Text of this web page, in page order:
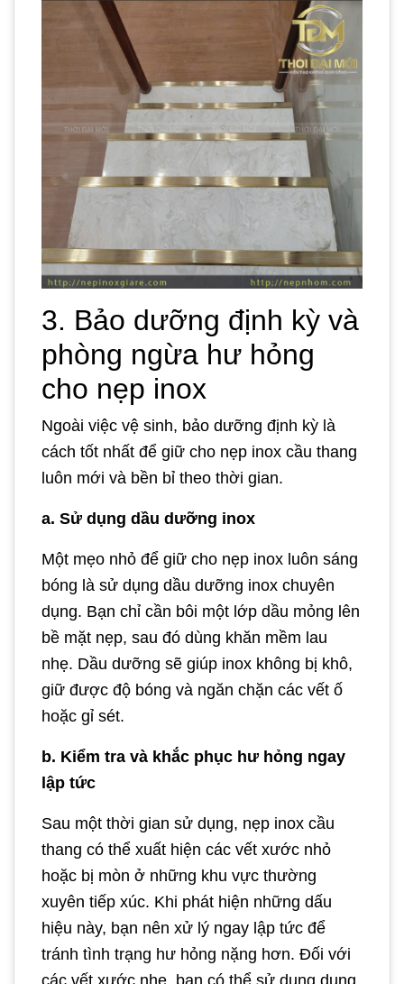
3. Bảo dưỡng định kỳ và
phòng ngừa hư hỏng
cho nẹp inox
Ngoài việc vệ sinh, bảo dưỡng định kỳ là
cách tốt nhất để giữ cho nẹp inox cầu thang
luôn mới và bền bỉ theo thời gian.
a. Sử dụng dầu dưỡng inox
Một mẹo nhỏ để giữ cho nẹp inox luôn sáng
bóng là sử dụng dầu dưỡng inox chuyên
dụng. Bạn chỉ cần bôi một lớp dầu mỏng lên
bề mặt nẹp, sau đó dùng khăn mềm lau
nhẹ. Dầu dưỡng sẽ giúp inox không bị khô,
giữ được độ bóng và ngăn chặn các vết ố
hoặc gỉ sét.
b. Kiểm tra và khắc phục hư hỏng ngay
lập tức
Sau một thời gian sử dụng, nẹp inox cầu
thang có thể xuất hiện các vết xước nhỏ
hoặc bị mòn ở những khu vực thường
xuyên tiếp xúc. Khi phát hiện những dấu
hiệu này, bạn nên xử lý ngay lập tức để
tránh tình trạng hư hỏng nặng hơn. Đối với
các vết xước nhẹ, bạn có thể sử dụng dung